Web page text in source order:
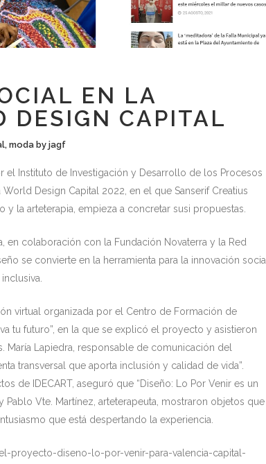
EN LA
DESIGN CAPITAL
, moda by jagf
el Instituto de Investigación y Desarrollo de los Procesos
Design Capital 2022, en el que Sanserif Creatius
la arteterapia, empieza a concretar susi propuestas.
en colaboración con la Fundación Novaterra y la Red
se convierte en la herramienta para la innovación social,
virtual organizada por el Centro de Formación de
tu futuro”, en la que se explicó el proyecto y asistieron
María Lapiedra, responsable de comunicación del
transversal que aporta inclusión y calidad de vida”.
de IDECART, aseguró que “Diseño: Lo Por Venir es un
Pablo Vte. Martínez, arteterapeuta, mostraron objetos que
que está despertando la experiencia.
proyecto-diseno-lo-por-venir-para-valencia-capital-